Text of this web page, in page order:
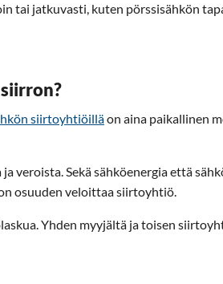
tai jatkuvasti, kuten pörssisähkön
siirtoyhtiöilläon aina paikallinen
veroista. Sekä sähköenergia että
osuuden veloittaa siirtoyhtiö.
Yhden myyjältä ja toisen